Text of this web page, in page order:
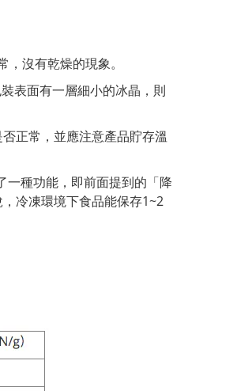
沒有乾燥的現象。
表面有一層細小的冰晶，則
正常，並應注意產品貯存溫
一種功能，即前面提到的「降
冷凍環境下食品能保存1~2